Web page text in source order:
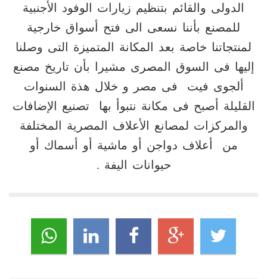
الدولى والقائم بتنظيم زيارات الوفود الأجنبية
للمصنع بأننا نسعى الى فتح أسواق خارجية
لمنتجاتنا خاصة بعد المكانة المتميزة التى وصلنا
إليها فى السوق المصرى مشيرا بأن تاريخ مصنع
ألجوى فيت فى مصر و خلال هذة السنوات
القليلة أصبح فى مكانة نتبوأ بها تصنيع الإضافات
والمركزات لمصانع الأعلاف المصرية المختلفة
من أعلاف دواجن أو ماشية أو أسماك أو
حيوانات اليفة .